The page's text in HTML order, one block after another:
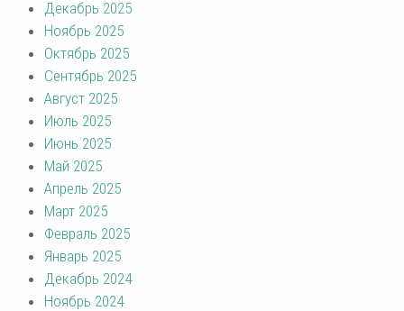
Декабрь 2025
Ноябрь 2025
Октябрь 2025
Сентябрь 2025
Август 2025
Июль 2025
Июнь 2025
Май 2025
Апрель 2025
Март 2025
Февраль 2025
Январь 2025
Декабрь 2024
Ноябрь 2024